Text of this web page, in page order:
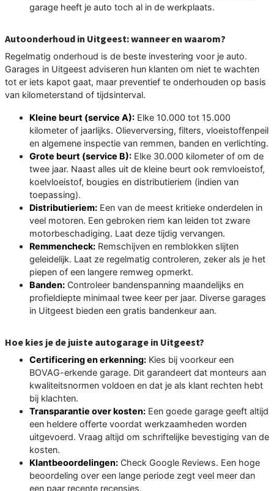
garage heeft je auto toch al in de werkplaats.
Autoonderhoud in Uitgeest: wanneer en waarom?
Regelmatig onderhoud is de beste investering voor je auto.
Garages in Uitgeest adviseren hun klanten om niet te wachten
tot er iets kapot gaat, maar preventief te onderhouden op basis
van kilometerstand of tijdsinterval.
Kleine beurt (service A): Elke 10.000 tot 15.000
kilometer of jaarlijks. Olieverversing, filters, vloeistoffenpeil
en algemene inspectie van remmen, banden en verlichting.
Grote beurt (service B): Elke 30.000 kilometer of om de
twee jaar. Naast alles uit de kleine beurt ook remvloeistof,
koelvloeistof, bougies en distributieriem (indien van
toepassing).
Distributieriem: Een van de meest kritieke onderdelen in
veel motoren. Een gebroken riem kan leiden tot zware
motorbeschadiging. Laat deze tijdig vervangen.
Remmencheck: Remschijven en remblokken slijten
geleidelijk. Laat ze regelmatig controleren, zeker als je het
piepen of een langere remweg opmerkt.
Banden: Controleer bandenspanning maandelijks en
profieldiepte minimaal twee keer per jaar. Diverse garages
in Uitgeest bieden een gratis bandenkeur aan.
Hoe kies je de juiste autogarage in Uitgeest?
Certificering en erkenning: Kies bij voorkeur een
BOVAG-erkende garage. Dit garandeert dat monteurs aan
kwaliteitsnormen voldoen en dat je als klant rechten hebt
bij klachten.
Transparantie over kosten: Een goede garage geeft altijd
een heldere offerte voordat werkzaamheden worden
uitgevoerd. Vraag altijd om schriftelijke bevestiging van de
kosten.
Klantbeoordelingen: Check Google Reviews. Een hoge
beoordeling over een lange periode zegt veel meer dan
een paar recente recensies.